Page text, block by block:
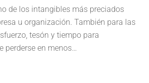
de los intangibles más preciados
u organización. También para las
tesón y tiempo para
perderse en menos…